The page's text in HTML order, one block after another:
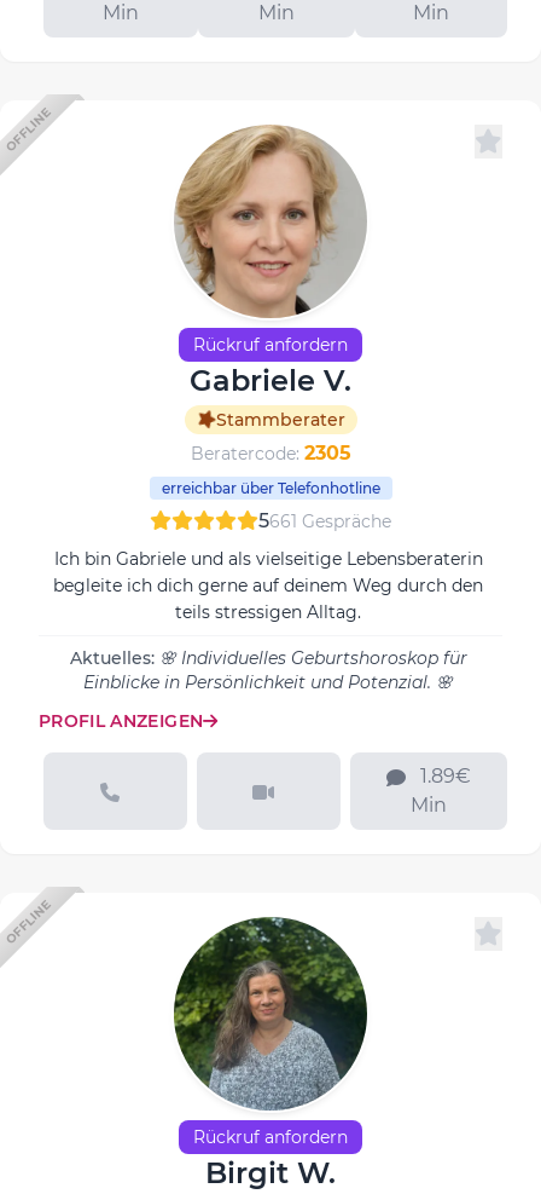
Min
Min
Min
OFFLINE
Rückruf anfordern
Gabriele V.
Stammberater
Beratercode: 2305
erreichbar über Telefonhotline
5661 Gespräche
Ich bin Gabriele und als vielseitige Lebensberaterin
begleite ich dich gerne auf deinem Weg durch den
teils stressigen Alltag.
Aktuelles: 🌸 Individuelles Geburtshoroskop für
Einblicke in Persönlichkeit und Potenzial. 🌸
PROFIL ANZEIGEN
Min
OFFLINE
Rückruf anfordern
Birgit W.